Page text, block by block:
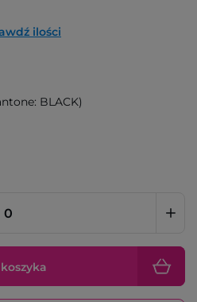
ilości
BLACK)